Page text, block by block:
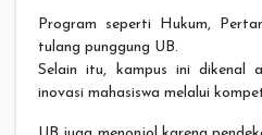
Program seperti Hukum,
tulang punggung UB.
Selain itu, kampus ini dikenal
inovasi mahasiswa melalui